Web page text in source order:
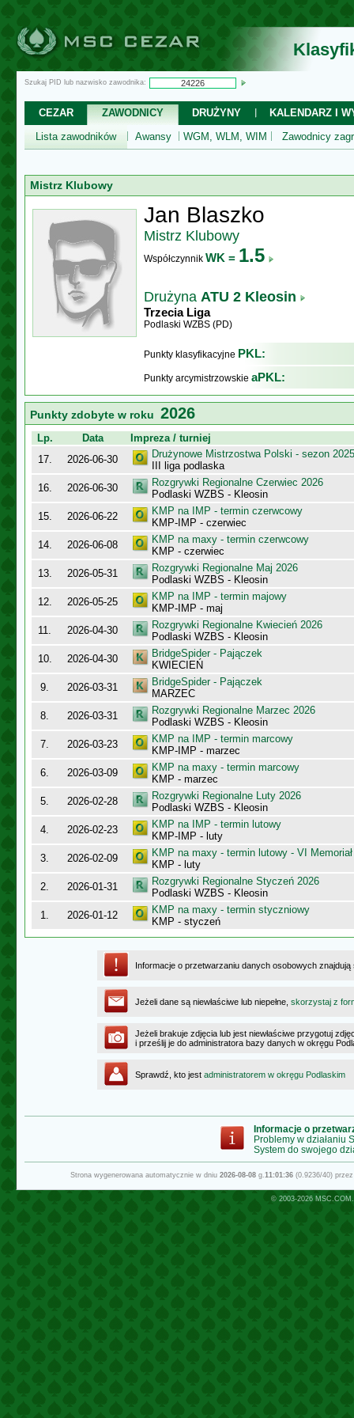
Szukaj PID lub nazwisko zawodnika:
CEZAR ZAWODNICY DRUŻYNY
KALENDARZ I
Lista zawodników
Awansy WGM, WLM, WIM Zawodnicy
Mistrz Klubowy
Jan Blaszko
Mistrz Klubowy
Współczynnik WK = 1.5
Drużyna ATU 2 Kleosin
Trzecia Liga
Podlaski WZBS (PD)
Punkty klasyfikacyjne PKL:
Punkty arcymistrzowskie aPKL:
Punkty zdobyte w roku 2026
Lp. Data
Impreza / turniej
17.
2026-06-30
Drużynowe Mistrzostwa Polski - sezon
III liga podlaska
16.
2026-06-30
Rozgrywki Regionalne Czerwiec 2026
Podlaski WZBS - Kleosin
15.
2026-06-22
KMP na IMP - termin czerwcowy
KMP-IMP - czerwiec
14.
2026-06-08
KMP na maxy - termin czerwcowy
KMP - czerwiec
13.
2026-05-31
Rozgrywki Regionalne Maj 2026
Podlaski WZBS - Kleosin
12.
2026-05-25
KMP na IMP - termin majowy
KMP-IMP - maj
11.
2026-04-30
Rozgrywki Regionalne Kwiecień 2026
Podlaski WZBS - Kleosin
10.
2026-04-30
BridgeSpider - Pajączek
KWIECIEŃ
9.
2026-03-31
BridgeSpider - Pajączek
MARZEC
8.
2026-03-31
Rozgrywki Regionalne Marzec 2026
Podlaski WZBS - Kleosin
7.
2026-03-23
KMP na IMP - termin marcowy
KMP-IMP - marzec
6.
2026-03-09
KMP na maxy - termin marcowy
KMP - marzec
5.
2026-02-28
Rozgrywki Regionalne Luty 2026
Podlaski WZBS - Kleosin
4.
2026-02-23
KMP na IMP - termin lutowy
KMP-IMP - luty
3.
2026-02-09
KMP na maxy - termin lutowy - VI
KMP - luty
2.
2026-01-31
Rozgrywki Regionalne Styczeń 2026
Podlaski WZBS - Kleosin
1.
2026-01-12
KMP na maxy - termin styczniowy
KMP - styczeń
Informacje o przetwarzaniu danych osobowych
Jeżeli dane są niewłaściwe lub niepełne, skorzystaj z
Jeżeli brakuje zdjęcia lub jest niewłaściwe przygotuj
i prześlij je do administratora bazy danych w okręgu
Sprawdź, kto jest administratorem w okręgu Podlaskim
Informacje o
Problemy w działaniu
System do swojego
Strona wygenerowana automatycznie w dniu 2026-08-08g.11:01:36(0.9236/40)
© 2003-2026